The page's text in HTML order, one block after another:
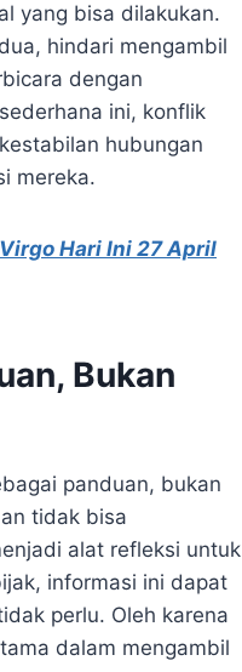
yang bisa dilakukan.
hindari mengambil
dengan
ini, konflik
hubungan
mereka.
Hari Ini 27 April
Bukan
panduan, bukan
tidak bisa
alat refleksi untuk
informasi ini dapat
perlu. Oleh karena
dalam mengambil